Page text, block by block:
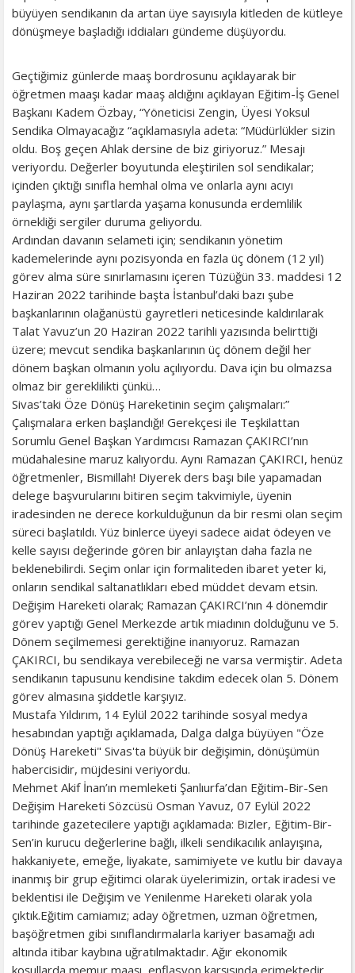
büyüyen sendikanın da artan üye sayısıyla kitleden de kütleye
dönüşmeye başladığı iddiaları gündeme düşüyordu.
Geçtiğimiz günlerde maaş bordrosunu açıklayarak bir
öğretmen maaşı kadar maaş aldığını açıklayan Eğitim-İş Genel
Başkanı Kadem Özbay, “Yöneticisi Zengin, Üyesi Yoksul
Sendika Olmayacağız “açıklamasıyla adeta: “Müdürlükler sizin
oldu. Boş geçen Ahlak dersine de biz giriyoruz.” Mesajı
veriyordu. Değerler boyutunda eleştirilen sol sendikalar;
içinden çıktığı sınıfla hemhal olma ve onlarla aynı acıyı
paylaşma, aynı şartlarda yaşama konusunda erdemlilik
örnekliği sergiler duruma geliyordu.
Ardından davanın selameti için; sendikanın yönetim
kademelerinde aynı pozisyonda en fazla üç dönem (12 yıl)
görev alma süre sınırlamasını içeren Tüzüğün 33. maddesi 12
Haziran 2022 tarihinde başta İstanbul’daki bazı şube
başkanlarının olağanüstü gayretleri neticesinde kaldırılarak
Talat Yavuz’un 20 Haziran 2022 tarihli yazısında belirttiği
üzere; mevcut sendika başkanlarının üç dönem değil her
dönem başkan olmanın yolu açılıyordu. Dava için bu olmazsa
olmaz bir gereklilikti çünkü…
Sivas’taki Öze Dönüş Hareketinin seçim çalışmaları:”
Çalışmalara erken başlandığı! Gerekçesi ile Teşkilattan
Sorumlu Genel Başkan Yardımcısı Ramazan ÇAKIRCI’nın
müdahalesine maruz kalıyordu. Aynı Ramazan ÇAKIRCI, henüz
öğretmenler, Bismillah! Diyerek ders başı bile yapamadan
delege başvurularını bitiren seçim takvimiyle, üyenin
iradesinden ne derece korkulduğunun da bir resmi olan seçim
süreci başlatıldı. Yüz binlerce üyeyi sadece aidat ödeyen ve
kelle sayısı değerinde gören bir anlayıştan daha fazla ne
beklenebilirdi. Seçim onlar için formaliteden ibaret yeter ki,
onların sendikal saltanatlıkları ebed müddet devam etsin.
Değişim Hareketi olarak; Ramazan ÇAKIRCI’nın 4 dönemdir
görev yaptığı Genel Merkezde artık miadının dolduğunu ve 5.
Dönem seçilmemesi gerektiğine inanıyoruz. Ramazan
ÇAKIRCI, bu sendikaya verebileceği ne varsa vermiştir. Adeta
sendikanın tapusunu kendisine takdim edecek olan 5. Dönem
görev almasına şiddetle karşıyız.
Mustafa Yıldırım, 14 Eylül 2022 tarihinde sosyal medya
hesabından yaptığı açıklamada, Dalga dalga büyüyen "Öze
Dönüş Hareketi" Sivas'ta büyük bir değişimin, dönüşümün
habercisidir, müjdesini veriyordu.
Mehmet Akif İnan’ın memleketi Şanlıurfa’dan Eğitim-Bir-Sen
Değişim Hareketi Sözcüsü Osman Yavuz, 07 Eylül 2022
tarihinde gazetecilere yaptığı açıklamada: Bizler, Eğitim-Bir-
Sen’in kurucu değerlerine bağlı, ilkeli sendikacılık anlayışına,
hakkaniyete, emeğe, liyakate, samimiyete ve kutlu bir davaya
inanmış bir grup eğitimci olarak üyelerimizin, ortak iradesi ve
beklentisi ile Değişim ve Yenilenme Hareketi olarak yola
çıktık.Eğitim camiamız; aday öğretmen, uzman öğretmen,
başöğretmen gibi sınıflandırmalarla kariyer basamağı adı
altında itibar kaybına uğratılmaktadır. Ağır ekonomik